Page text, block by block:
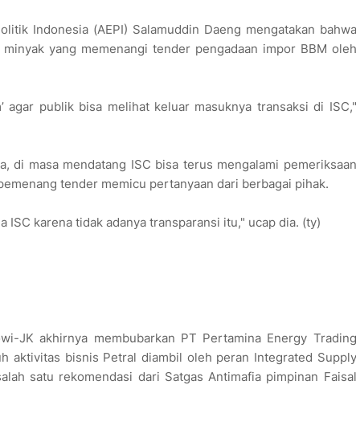
Indonesia (AEPI) Salamuddin Daeng mengatakan bahwa
yang memenangi tender pengadaan impor BBM oleh
agar publik bisa melihat keluar masuknya transaksi di ISC,"
di masa mendatang ISC bisa terus mengalami pemeriksaan
tender memicu pertanyaan dari berbagai pihak.
karena tidak adanya transparansi itu," ucap dia. (ty)
JK akhirnya membubarkan PT Pertamina Energy Trading
aktivitas bisnis Petral diambil oleh peran Integrated Supply
satu rekomendasi dari Satgas Antimafia pimpinan Faisal